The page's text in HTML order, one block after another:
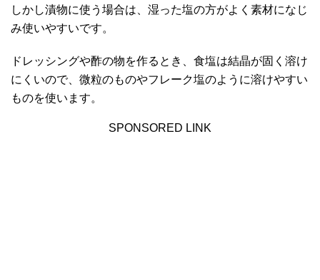
しかし漬物に使う場合は、湿った塩の方がよく素材になじ
み使いやすいです。
ドレッシングや酢の物を作るとき、食塩は結晶が固く溶け
にくいので、微粒のものやフレーク塩のように溶けやすい
ものを使います。
SPONSORED LINK